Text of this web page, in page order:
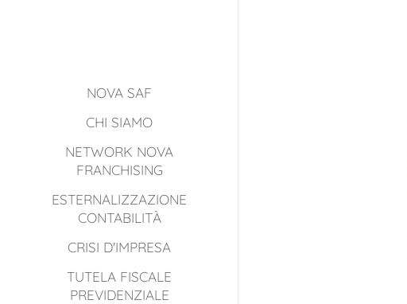
NOVA SAF
CHI SIAMO
NETWORK NOVA
FRANCHISING
ESTERNALIZZAZIONE
CONTABILITÀ
CRISI D'IMPRESA
TUTELA FISCALE
PREVIDENZIALE